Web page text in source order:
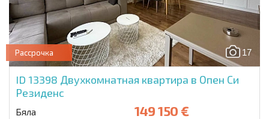
17
Рассрочка
ID 13398 Двухкомнатная квартира в Опен Си
Резиденс
Бяла 149 150 €